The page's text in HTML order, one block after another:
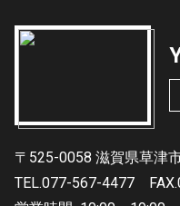
〒525-0058 滋賀県草津
TEL.077-567-4477